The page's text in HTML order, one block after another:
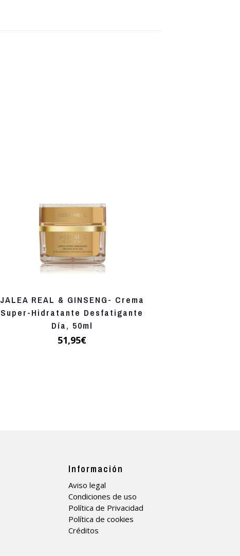
JALEA REAL & GINSENG- Crema
Super-Hidratante Desfatigante
Día, 50ml
51,95€
Información
Aviso legal
Condiciones de uso
Política de Privacidad
Política de cookies
Créditos